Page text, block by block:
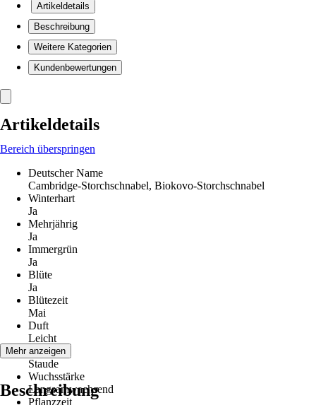
Artikeldetails
Beschreibung
Weitere Kategorien
Kundenbewertungen
Artikeldetails
Bereich überspringen
Deutscher Name
Cambridge-Storchschnabel, Biokovo-Storchschnabel
Winterhart
Ja
Mehrjährig
Ja
Immergrün
Ja
Blüte
Ja
Blütezeit
Mai
Duft
Leicht
Wuchs
Staude
Wuchsstärke
Langsamwachsend
Pflanzzeit
Mehr anzeigen
Beschreibung